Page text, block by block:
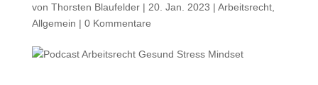
von Thorsten Blaufelder| 20. Jan. 2023 | Arbeitsrecht,
Allgemein | 0 Kommentare